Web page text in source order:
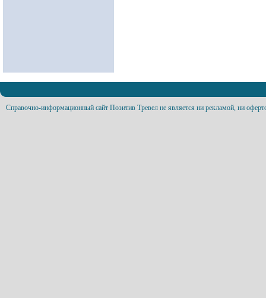
Справочно-информационный сайт Позитив Тревел не является ни рекламой, ни